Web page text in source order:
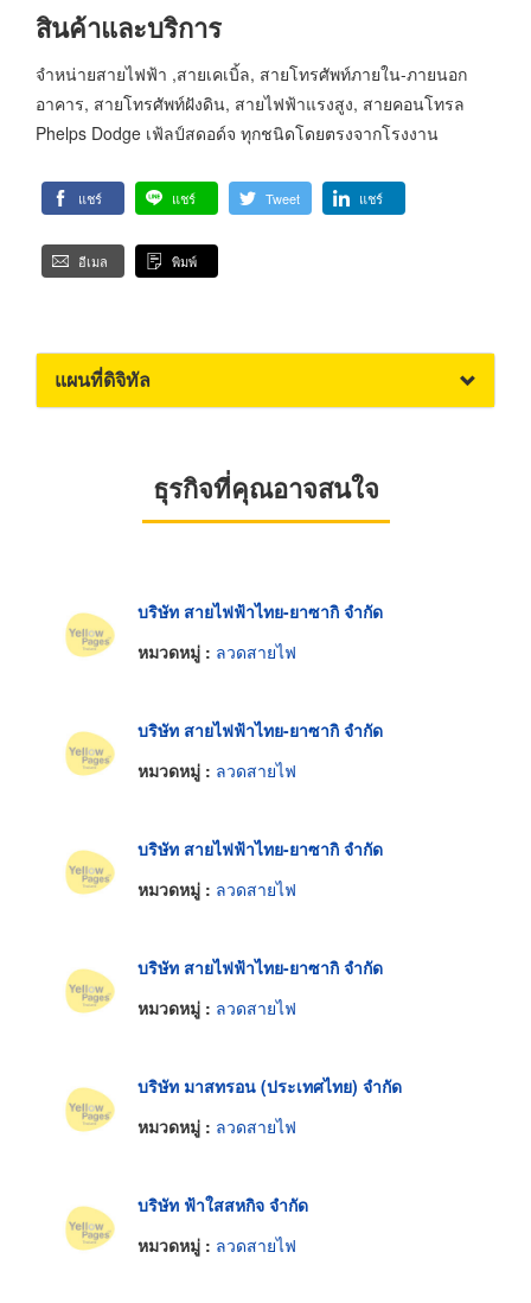
สินค้าและบริการ
จำหน่ายสายไฟฟ้า ,สายเคเบิ้ล, สายโทรศัพท์ภายใน-ภายนอก
อาคาร, สายโทรศัพท์ฝังดิน, สายไฟฟ้าแรงสูง, สายคอนโทรล
Phelps Dodge เฟ้ลป์สดอด์จ ทุกชนิดโดยตรงจากโรงงาน
แชร์ แชร์ Tweet แชร์
อีเมล พิมพ์
แผนที่ดิจิทัล
ธุรกิจที่คุณอาจสนใจ
บริษัท สายไฟฟ้าไทย-ยาซากิ จำกัด
หมวดหมู่ : ลวดสายไฟ
บริษัท สายไฟฟ้าไทย-ยาซากิ จำกัด
หมวดหมู่ : ลวดสายไฟ
บริษัท สายไฟฟ้าไทย-ยาซากิ จำกัด
หมวดหมู่ : ลวดสายไฟ
บริษัท สายไฟฟ้าไทย-ยาซากิ จำกัด
หมวดหมู่ : ลวดสายไฟ
บริษัท มาสทรอน (ประเทศไทย) จำกัด
หมวดหมู่ : ลวดสายไฟ
บริษัท ฟ้าใสสหกิจ จำกัด
หมวดหมู่ : ลวดสายไฟ